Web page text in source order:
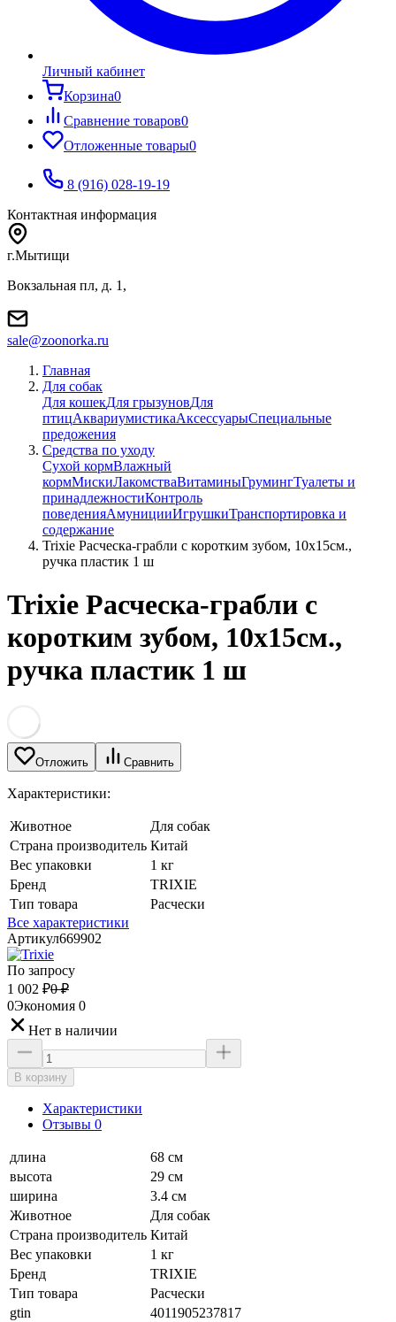
Личный кабинет
Корзина0
Сравнение товаров0
Отложенные товары0
8 (916) 028-19-19
Контактная информация
г.Мытищи
Вокзальная пл, д. 1,
sale@zoonorka.ru
Главная
Для собак
Для кошекДля грызуновДля
птицАквариумистикаАксессуарыСпециальные
предожения
Средства по уходу
Сухой кормВлажный
кормМискиЛакомстваВитаминыГрумингТуалеты и
принадлежностиКонтроль
поведенияАмуницииИгрушкиТранспортировка и
содержание
Trixie Расческа-грабли с коротким зубом, 10х15см.,
ручка пластик 1 ш
Trixie Расческа-грабли с
коротким зубом, 10х15см.,
ручка пластик 1 ш
Отложить Сравнить
Характеристики:
Животное
Для собак
Страна производитель Китай
Вес упаковки
1 кг
Бренд
TRIXIE
Тип товара
Расчески
Все характеристики
Артикул669902
По запросу
1 002 ₽0 ₽
0Экономия 0
Нет в наличии
В корзину
Характеристики
Отзывы 0
длина
68 см
высота
29 см
ширина
3.4 см
Животное
Для собак
Страна производитель Китай
Вес упаковки
1 кг
Бренд
TRIXIE
Тип товара
Расчески
gtin
4011905237817